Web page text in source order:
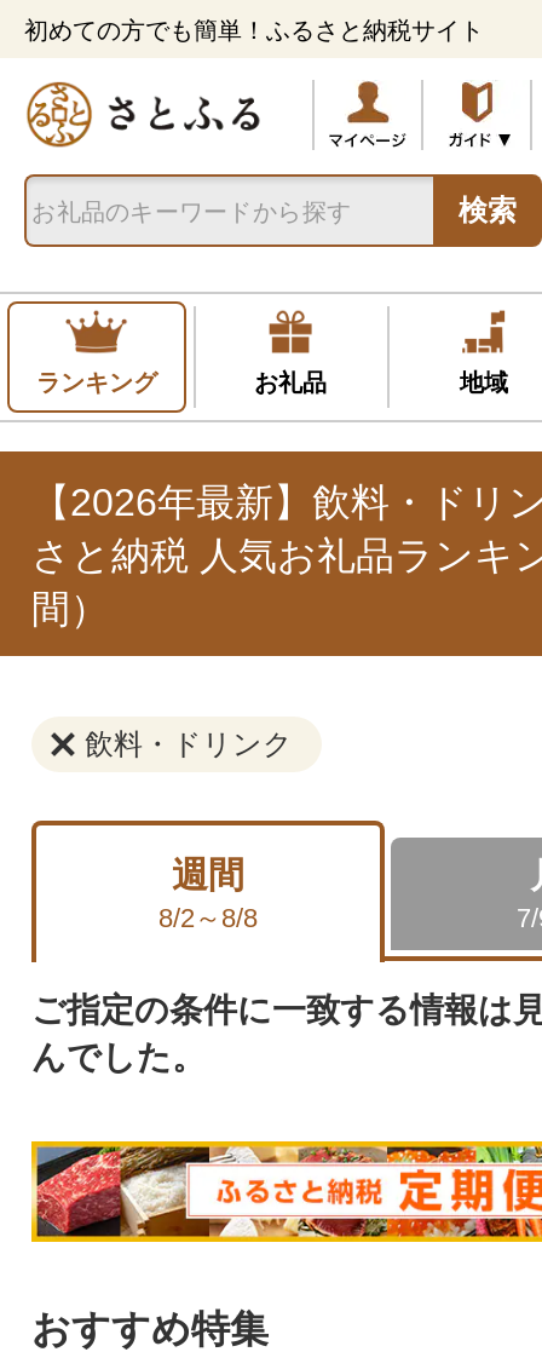
初めての方でも簡単！ふるさと納税サイト
検索
ランキング お礼品 地域
【2026年最新】飲料・ドリ
さと納税 人気お礼品ランキ
間）
飲料・ドリンク
週間
8/2～8/8
ご指定の条件に一致する情報は
んでした。
おすすめ特集